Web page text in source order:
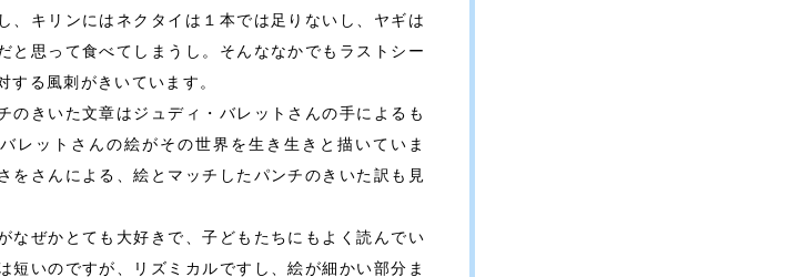
、キリンにはネクタイは１本では足りないし、ヤギは
と思って食べてしまうし。そんななかでもラストシー
する風刺がきいています。
のきいた文章はジュディ・バレットさんの手によるも
レットさんの絵がその世界を生き生きと描いていま
をさんによる、絵とマッチしたパンチのきいた訳も見
なぜかとても大好きで、子どもたちにもよく読んでい
短いのですが、リズミカルですし、絵が細かい部分ま